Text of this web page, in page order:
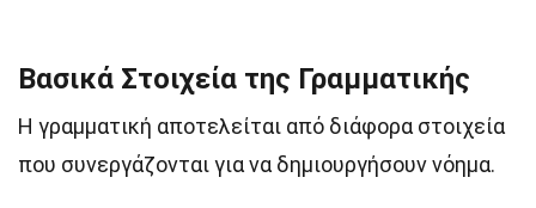
Βασικά Στοιχεία της Γραμματικής
Η γραμματική αποτελείται από διάφορα στοιχεία
που συνεργάζονται για να δημιουργήσουν νόημα.